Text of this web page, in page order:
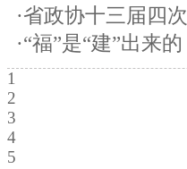
·省政协十三届四
·“福”是“建”出来
1
2
3
4
5